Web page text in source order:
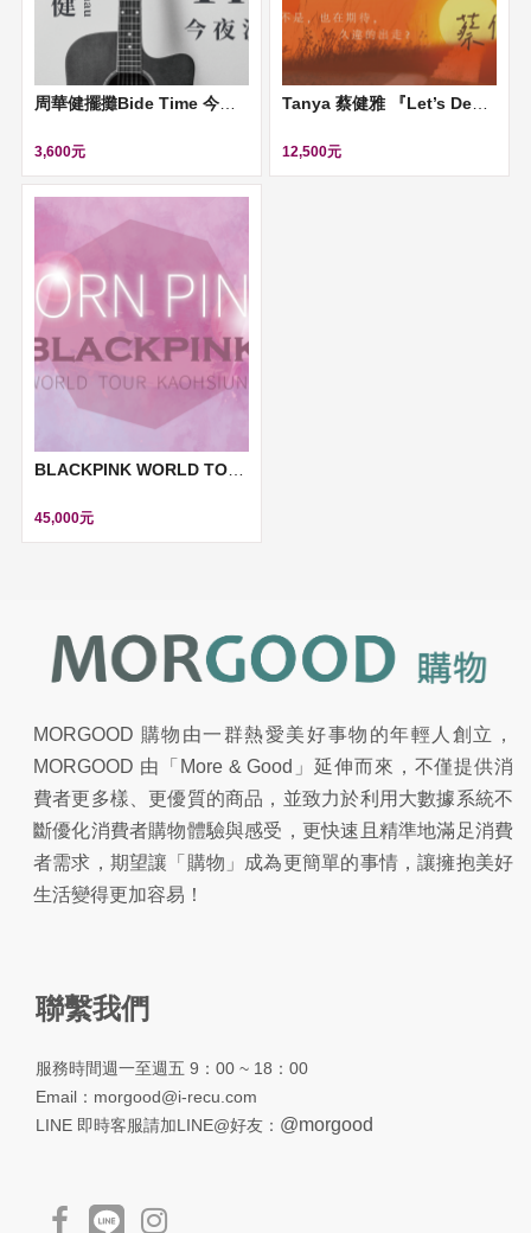
3,600元 12,500元
45,000元
MORGOOD 購物由一群熱愛美好事物的年輕人創立，
MORGOOD 由「More & Good」延伸而來，不僅提供消
費者更多樣、更優質的商品，並致力於利用大數據系統不
斷優化消費者購物體驗與感受，更快速且精準地滿足消費
者需求，期望讓「購物」成為更簡單的事情，讓擁抱美好
生活變得更加容易！
聯繫我們
服務時間週一至週五 9：00 ~ 18：00
Email： morgood@i-recu.com
LINE 即時客服請加LINE@好友： @morgood